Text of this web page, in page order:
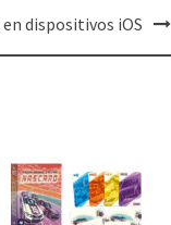
dispositivos iOS